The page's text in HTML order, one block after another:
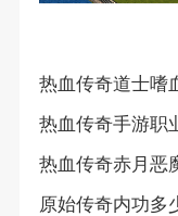
热血传奇道士嗜
热血传奇手游职
热血传奇赤月恶
原始传奇内功多